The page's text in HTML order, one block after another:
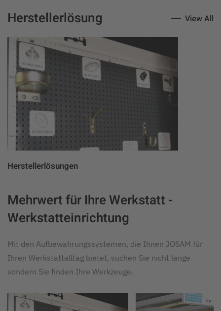
Herstellerlösung View All
Herstellerlösungen
Mehrwert für Ihre Werkstatt -
Werkstatteinrichtung
Mit den Aufbewahrungssystemen, die Ihnen JOSAM für
Ihren Werkstattalltag bietet, suchen Sie nicht lange
sondern Sie finden Ihre Werkzeuge.